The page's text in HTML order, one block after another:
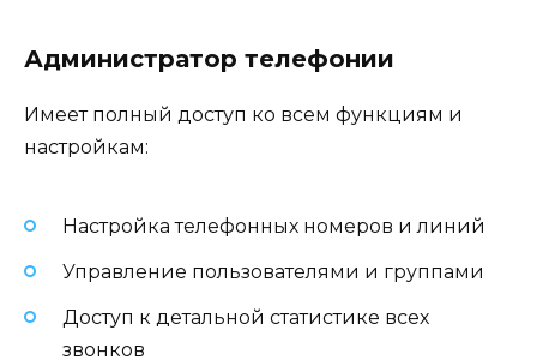
Администратор телефонии
Имеет полный доступ ко всем функциям и
настройкам:
Настройка телефонных номеров и линий
Управление пользователями и группами
Доступ к детальной статистике всех
звонков